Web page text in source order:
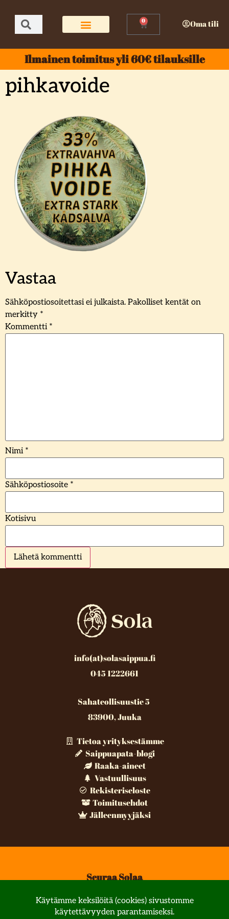
0 Oma tili
Ilmainen toimitus yli 60€ tilauksille
pihkavoide
Vastaa
Sähköpostiosoitettasi ei julkaista. Pakolliset kentät on
merkitty *
Kommentti *
Nimi *
Sähköpostiosoite *
Kotisivu
info(at)solasaippua.fi
045 1222661
Sahateollisuustie 5
83900, Juuka
Tietoa yrityksestämme
Saippuapata-blogi
Raaka-aineet
Vastuullisuus
Rekisteriseloste
Toimitusehdot
Jälleenmyyjäksi
Seuraa Solaa